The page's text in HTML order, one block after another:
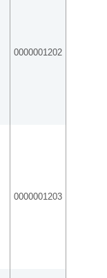
0000001202
0000001203